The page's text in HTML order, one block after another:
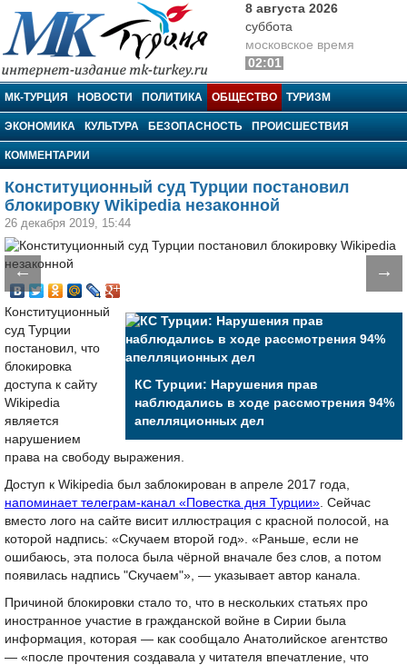
МК-Турция
8 августа 2026
суббота
московское время
02:01
МК-ТУРЦИЯ НОВОСТИ ПОЛИТИКА ОБЩЕСТВО ТУРИЗМ
ЭКОНОМИКА КУЛЬТУРА БЕЗОПАСНОСТЬ ПРОИСШЕСТВИЯ
КОММЕНТАРИИ
Конституционный суд Турции постановил
блокировку Wikipedia незаконной
26 декабря 2019, 15:44
← →
КС Турции: Нарушения прав
наблюдались в ходе рассмотрения 94%
апелляционных дел
Конституционный
суд Турции
постановил, что
блокировка
доступа к сайту
Wikipedia
является
нарушением
права на свободу выражения.
Доступ к Wikipedia был заблокирован в апреле 2017 года,
напоминает телеграм-канал «Повестка дня Турции». Сейчас
вместо лого на сайте висит иллюстрация с красной полосой, на
которой надпись: «Скучаем второй год». «Раньше, если не
ошибаюсь, эта полоса была чёрной вначале без слов, а потом
появилась надпись "Скучаем"», — указывает автор канала.
Причиной блокировки стало то, что в нескольких статьях про
иностранное участие в гражданской войне в Сирии была
информация, которая — как сообщало Анатолийское агентство
— «после прочтения создавала у читателя впечатление, что